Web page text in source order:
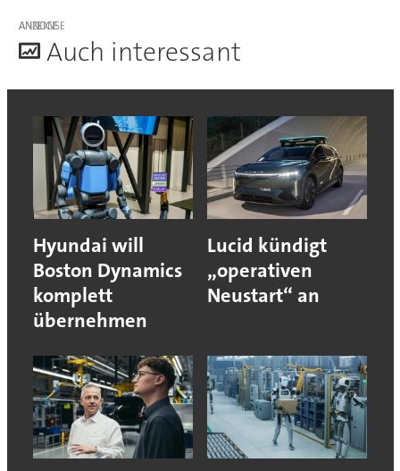
ANZEIGE
Auch interessant
Hyundai will
Boston Dynamics
komplett
übernehmen
Lucid kündigt
„operativen
Neustart“ an